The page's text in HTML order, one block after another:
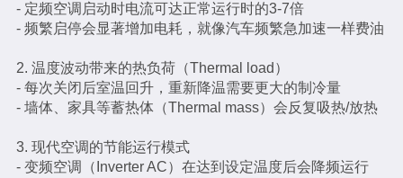
- 定频空调启动时电流可达正常运行时的3-7倍
- 频繁启停会显著增加电耗，就像汽车频繁急加速一样费油
2. 温度波动带来的热负荷（Thermal load）
- 每次关闭后室温回升，重新降温需要更大的制冷量
- 墙体、家具等蓄热体（Thermal mass）会反复吸热/放热
3. 现代空调的节能运行模式
- 变频空调（Inverter AC）在达到设定温度后会降频运行